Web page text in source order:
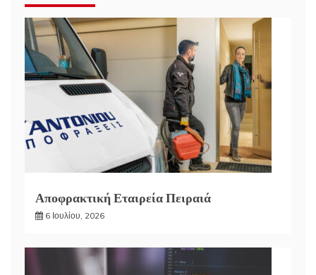
Αποφρακτική Εταιρεία Πειραιά
6 Ιουλίου, 2026